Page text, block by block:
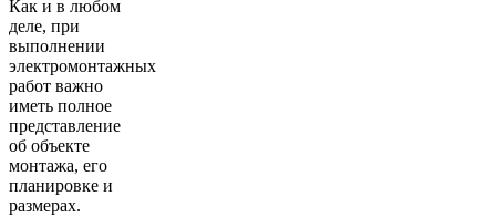
Как и в любом
деле, при
выполнении
электромонтажных
работ важно
иметь полное
представление
об объекте
монтажа, его
планировке и
размерах.